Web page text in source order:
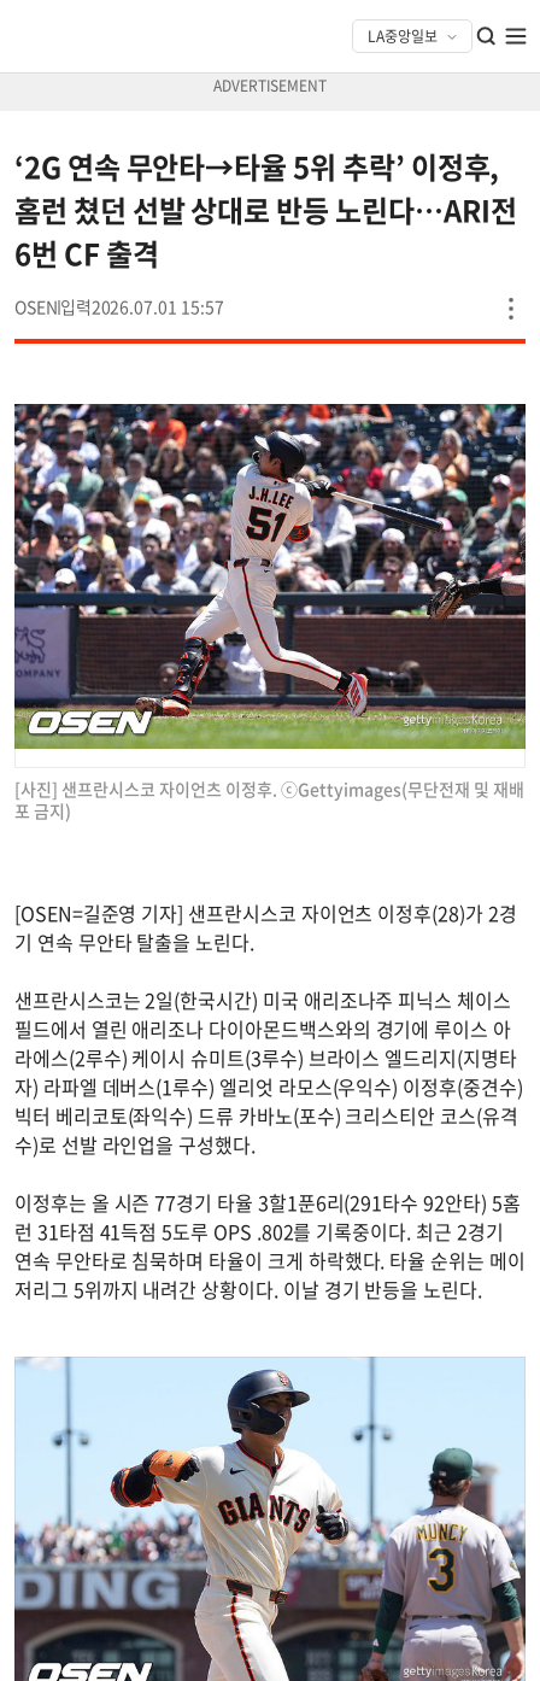
‘2G 연속 무안타→타율 5위 추락’ 이정후,
홈런 쳤던 선발 상대로 반등 노린다…ARI전
6번 CF 출격
OSEN 2026.07.01 15:57
[사진] 샌프란시스코 자이언츠 이정후. ⓒGettyimages(무단전재 및 재배
포 금지)
[OSEN=길준영 기자] 샌프란시스코 자이언츠 이정후(28)가 2경
기 연속 무안타 탈출을 노린다.
샌프란시스코는 2일(한국시간) 미국 애리조나주 피닉스 체이스
필드에서 열린 애리조나 다이아몬드백스와의 경기에 루이스 아
라에스(2루수) 케이시 슈미트(3루수) 브라이스 엘드리지(지명타
자) 라파엘 데버스(1루수) 엘리엇 라모스(우익수) 이정후(중견수)
빅터 베리코토(좌익수) 드류 카바노(포수) 크리스티안 코스(유격
수)로 선발 라인업을 구성했다.
이정후는 올 시즌 77경기 타율 3할1푼6리(291타수 92안타) 5홈
런 31타점 41득점 5도루 OPS .802를 기록중이다. 최근 2경기
연속 무안타로 침묵하며 타율이 크게 하락했다. 타율 순위는 메이
저리그 5위까지 내려간 상황이다. 이날 경기 반등을 노린다.